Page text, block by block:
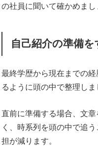
の社員に聞いて確かめまし
自己紹介の準備を
最終学歴から現在までの
るように頭の中で整理しま
直前に準備する場合、文
く、時系列を頭の中で追
担が減ります。